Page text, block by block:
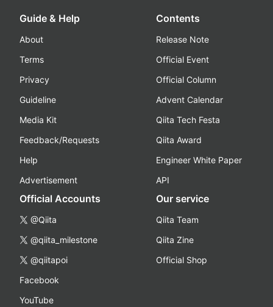
Guide & Help
About
Terms
Privacy
Guideline
Media Kit
Feedback/Requests
Help
Advertisement
Contents
Release Note
Official Event
Official Column
Advent Calendar
Qiita Tech Festa
Qiita Award
Engineer White Paper
API
Official Accounts
@Qiita
@qiita_milestone
@qiitapoi
Facebook
YouTube
Our service
Qiita Team
Qiita Zine
Official Shop